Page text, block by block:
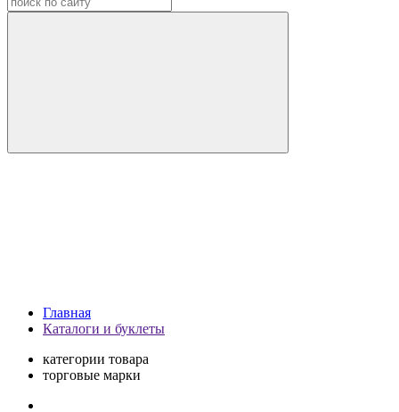
Главная
Каталоги и буклеты
категории товара
торговые марки